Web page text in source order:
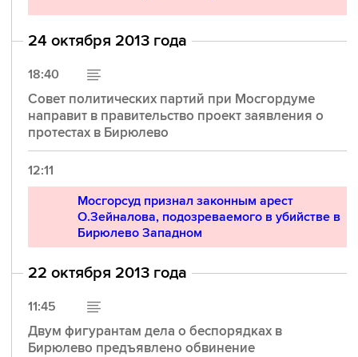
24 октября 2013 года
18:40
Совет политических партий при Мосгордуме
направит в правительство проект заявления о
протестах в Бирюлево
12:11
Мосгорсуд признал законным арест
О.Зейналова, подозреваемого в убийстве в
Бирюлево Западном
22 октября 2013 года
11:45
Двум фигурантам дела о беспорядках в
Бирюлево предъявлено обвинение